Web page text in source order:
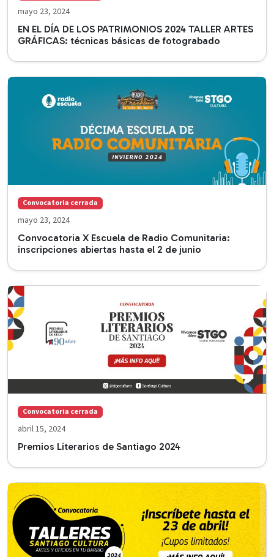
mayo 23, 2024
EN EL DÍA DE LOS PATRIMONIOS 2024 TALLER ARTES
GRÁFICAS: técnicas básicas de fotograbado
Convocatoria cerrada
mayo 23, 2024
Convocatoria X Escuela de Radio Comunitaria:
inscripciones abiertas hasta el 2 de junio
Convocatoria cerrada
abril 15, 2024
Premios Literarios de Santiago 2024